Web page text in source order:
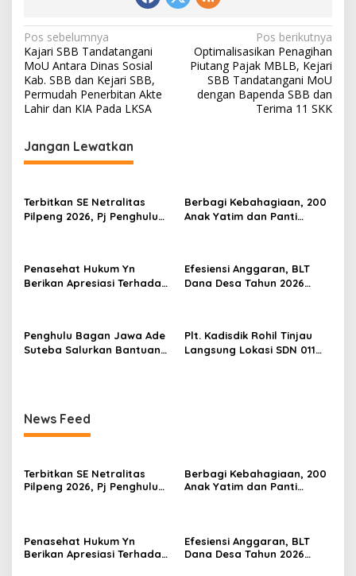
N
a
v
i
a
i
p
s
Pos sebelumnya
Kajari SBB Tandatangani
MoU Antara Dinas Sosial
Kab. SBB dan Kejari SBB,
Permudah Penerbitan Akte
Lahir dan KIA Pada LKSA
Pos berikutnya
Optimalisasikan Penagihan
Piutang Pajak MBLB, Kejari
SBB Tandatangani MoU
dengan Bapenda SBB dan
Terima 11 SKK
Jangan Lewatkan
Terbitkan SE Netralitas
Pilpeng 2026, Pj Penghulu
Berbagi Kebahagiaan, 200
Anak Yatim dan Panti
Penasehat Hukum Yn
Berikan Apresiasi Terhadap
Efesiensi Anggaran, BLT
Dana Desa Tahun 2026
Penghulu Bagan Jawa Ade
Suteba Salurkan Bantuan
Plt. Kadisdik Rohil Tinjau
Langsung Lokasi SDN 011
News Feed
Terbitkan SE Netralitas
Pilpeng 2026, Pj Penghulu
Berbagi Kebahagiaan, 200
Anak Yatim dan Panti
Penasehat Hukum Yn
Berikan Apresiasi Terhadap
Efesiensi Anggaran, BLT
Dana Desa Tahun 2026